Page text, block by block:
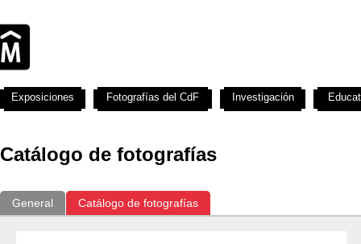
Catálogo de fotografías
General Catálogo de fotografías
Exposiciones Fotografías del CdF Investigación